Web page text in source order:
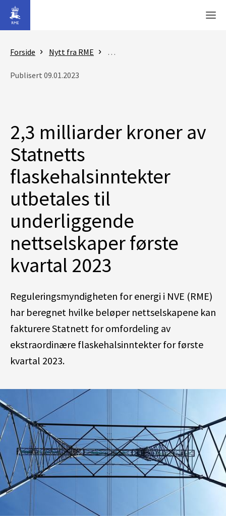
Gå til hovedinnhold
Forside Nytt fra RME Nyheter -
Publisert 09.01.2023
2,3 milliarder kroner av
Statnetts
flaskehalsinntekter
utbetales til
underliggende
nettselskaper første
kvartal 2023
Reguleringsmyndigheten for energi i NVE (RME)
har beregnet hvilke beløper nettselskapene kan
fakturere Statnett for omfordeling av
ekstraordinære flaskehalsinntekter for første
kvartal 2023.